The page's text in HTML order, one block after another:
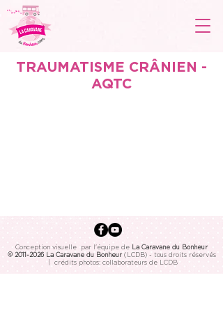
TRAUMATISME CRÂNIEN -
AQTC
Conception visuelle par l'équipe de La Caravane du Bonheur
© 2011-2026La Caravane du Bonheur (LCDB) - tous droits réservés
| crédits photos: collaborateurs de LCDB